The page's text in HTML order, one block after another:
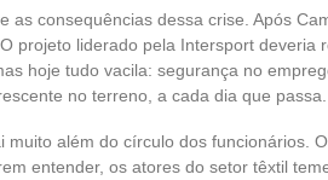
as consequências dessa crise. Após
projeto liderado pela Intersport deveria
hoje tudo vacila: segurança no
no terreno, a cada dia que passa.
muito além do círculo dos funcionários.
entender, os atores do setor têxtil